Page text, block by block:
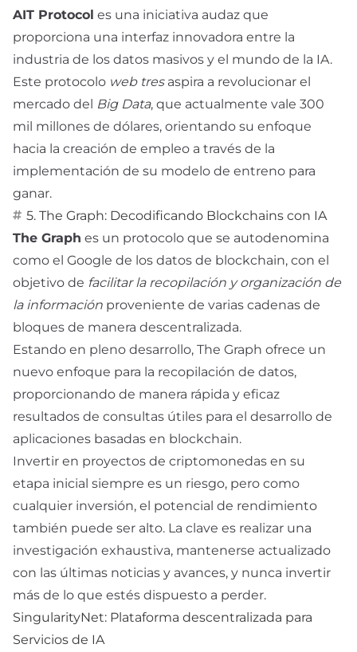
AIT Protocol es una iniciativa audaz que
proporciona una interfaz innovadora entre la
industria de los datos masivos y el mundo de la IA.
Este protocolo web tresaspira a revolucionar el
mercado del Big Data, que actualmente vale 300
mil millones de dólares, orientando su enfoque
hacia la creación de empleo a través de la
implementación de su modelo de entreno para
ganar.
5. The Graph: Decodificando Blockchains con IA
The Graph es un protocolo que se autodenomina
como el Google de los datos de blockchain, con el
objetivo de facilitar la recopilación y organización de
la información proveniente de varias cadenas de
bloques de manera descentralizada.
Estando en pleno desarrollo, The Graph ofrece un
nuevo enfoque para la recopilación de datos,
proporcionando de manera rápida y eficaz
resultados de consultas útiles para el desarrollo de
aplicaciones basadas en blockchain.
Invertir en proyectos de criptomonedas en su
etapa inicial siempre es un riesgo, pero como
cualquier inversión, el potencial de rendimiento
también puede ser alto. La clave es realizar una
investigación exhaustiva, mantenerse actualizado
con las últimas noticias y avances, y nunca invertir
más de lo que estés dispuesto a perder.
SingularityNet: Plataforma descentralizada para
Servicios de IA